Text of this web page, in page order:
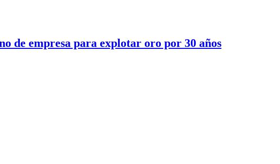
de empresa para explotar oro por 30 años